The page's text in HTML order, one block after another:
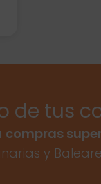
de tus
compras
y